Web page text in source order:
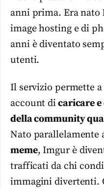
anni prima. Era nato
image hosting e di
anni è diventato
utenti.
Il servizio permette
account dicaricare
della community
Nato parallelamente
meme, Imgur è
trafficati da chi
immagini divertenti.